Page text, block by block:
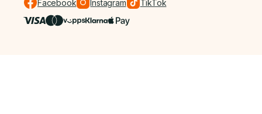
Facebook Instagram TikTok